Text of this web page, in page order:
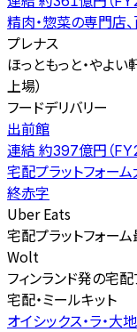
精肉・惣菜の専門店
プレナス
ほっともっと・やよ
上場）
フードデリバリー
出前館
連結 約397億円（
宅配プラットフォー
終赤字
Uber Eats
宅配プラットフォー
Wolt
フィンランド発の宅
宅配・ミールキット
オイシックス・ラ・大地